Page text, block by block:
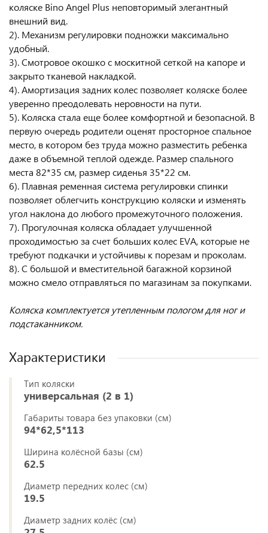
коляске Bino Angel Plus неповторимый элегантный
внешний вид.
2). Механизм регулировки подножки максимально
удобный.
3). Смотровое окошко с москитной сеткой на капоре и
закрыто тканевой накладкой.
4). Амортизация задних колес позволяет коляске более
уверенно преодолевать неровности на пути.
5). Коляска стала еще более комфортной и безопасной. В
первую очередь родители оценят просторное спальное
место, в котором без труда можно разместить ребенка
даже в объемной теплой одежде. Размер спального
места 82*35 см, размер сиденья 35*22 см.
6). Плавная ременная система регулировки спинки
позволяет облегчить конструкцию коляски и изменять
угол наклона до любого промежуточного положения.
7). Прогулочная коляска обладает улучшенной
проходимостью за счет больших колес EVA, которые не
требуют подкачки и устойчивы к порезам и проколам.
8). С большой и вместительной багажной корзиной
можно смело отправляться по магазинам за покупками.
Коляска комплектуется утепленным пологом для ног и
подстаканником.
Характеристики
Тип коляски
универсальная (2 в 1)
Габариты товара без упаковки (см)
94*62,5*113
Ширина колёсной базы (см)
62.5
Диаметр передних колес (см)
19.5
Диаметр задних колёс (см)